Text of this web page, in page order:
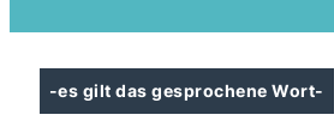
-es gilt das gesprochene Wort-